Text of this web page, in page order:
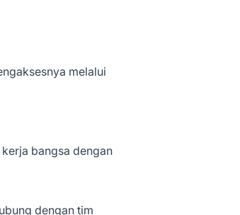
melalui
bangsa dengan
dengan tim